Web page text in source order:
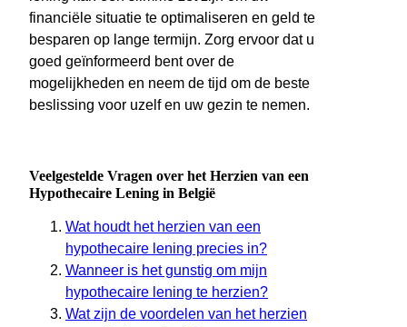
financiële situatie te optimaliseren en geld te
besparen op lange termijn. Zorg ervoor dat u
goed geïnformeerd bent over de
mogelijkheden en neem de tijd om de beste
beslissing voor uzelf en uw gezin te nemen.
Veelgestelde Vragen over het Herzien van een
Hypothecaire Lening in België
Wat houdt het herzien van een
hypothecaire lening precies in?
Wanneer is het gunstig om mijn
hypothecaire lening te herzien?
Wat zijn de voordelen van het herzien